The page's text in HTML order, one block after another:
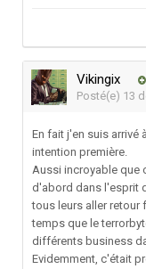
Vikingix
Posté(e) 13
En fait j'en suis arrivé
intention première.
Aussi incroyable que
d'abord dans l'esprit
tous leurs aller retour
temps que le
différents business
Evidemment, c'était